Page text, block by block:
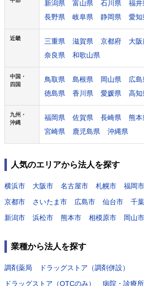
新潟県 富山県 石川県 福井
長野県
岐阜県 静岡県 愛知
近畿 三重県 滋賀県 京都府 大阪
奈良県
和歌山県
中国・
四国
鳥取県 島根県 岡山県 広島
徳島県
香川県 愛媛県 高知
九州・
沖縄
福岡県 佐賀県 長崎県 熊本
宮崎県
鹿児島県 沖縄県
人気のエリアから法人を探す
横浜市 大阪市 名古屋市 札幌市 福岡市
京都市
さいたま市 広島市 仙台市 千
新潟市
浜松市 熊本市 相模原市 岡山市
業種から法人を探す
調剤薬局
ドラッグストア（調剤併設）
ドラッグストア（OTCのみ）
病院・診療所